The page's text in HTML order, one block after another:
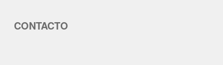
CONTACTO